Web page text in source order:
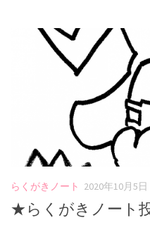
らくがきノート 2020年10月5日
★らくがきノート